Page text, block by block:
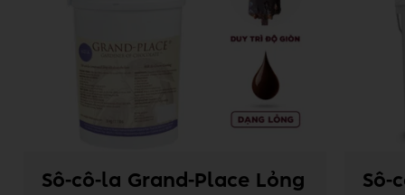
Sô-cô-la Grand-Place Lỏng
Sô-